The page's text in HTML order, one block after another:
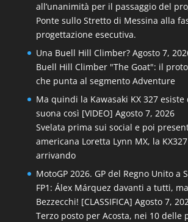
all’unanimità per il passaggio del
Ponte sullo Stretto di Messina alla
progettazione esecutiva.
Una Buell Hill Climber? Agosto 7,
Buell Hill Climber "The Goat": il
che punta al segmento Adventure
Ma quindi la Kawasaki KX 327 esiste
suona così [VIDEO] Agosto 7, 2026
Svelata prima sui social e poi
americana Loretta Lynn MX, la
arrivando
MotoGP 2026. GP del Regno Unito a
FP1: Álex Márquez davanti a tutti,
Bezzecchi! [CLASSIFICA] Agosto 7,
Terzo posto per Acosta, nei 10 delle